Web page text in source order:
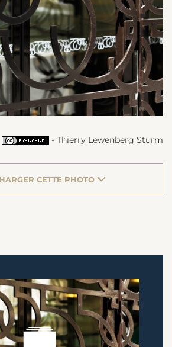
- Thierry Lewenberg Sturm
CETTE PHOTO